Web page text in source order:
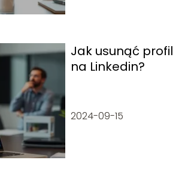
Jak usunąć profil
na Linkedin?
2024-09-15